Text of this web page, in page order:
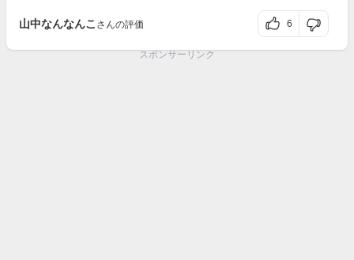
山中なんなんこ さんの評価 6
スポンサーリンク